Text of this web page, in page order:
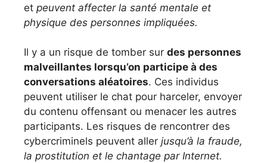
et peuvent affecter la santé mentale et
physique des personnes impliquées.
Il y a un risque de tomber sur des personnes
malveillantes lorsqu’on participe à des
conversations aléatoires. Ces individus
peuvent utiliser le chat pour harceler, envoyer
du contenu offensant ou menacer les autres
participants. Les risques de rencontrer des
cybercriminels peuvent aller jusqu’à la fraude,
la prostitution et le chantage par Internet.